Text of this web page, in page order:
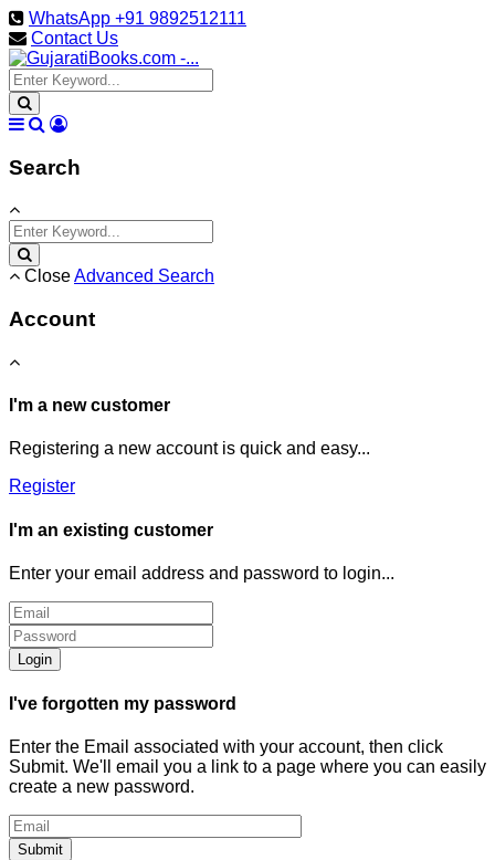
WhatsApp +91 9892512111
Contact Us
Search
CloseAdvanced Search
Account
I'm a new customer
Registering a new account is quick and easy...
Register
I'm an existing customer
Enter your email address and password to login...
Login
I've forgotten my password
Enter the Email associated with your account, then click
Submit. We'll email you a link to a page where you can easily
create a new password.
Submit